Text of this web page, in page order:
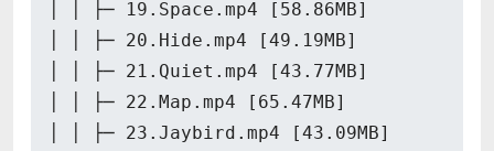
│ │ ├─ 19.Space.mp4 [58.86MB]
│ │ ├─ 20.Hide.mp4 [49.19MB]
│ │ ├─ 21.Quiet.mp4 [43.77MB]
│ │ ├─ 22.Map.mp4 [65.47MB]
│ │ ├─ 23.Jaybird.mp4 [43.09MB]